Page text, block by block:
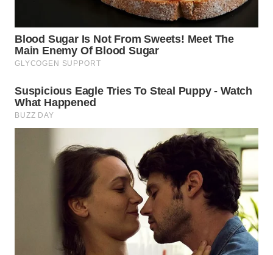
WN
TAPANULI
SELATAN
WN
TANJUNG
LESUNG
SIMALUNGUN